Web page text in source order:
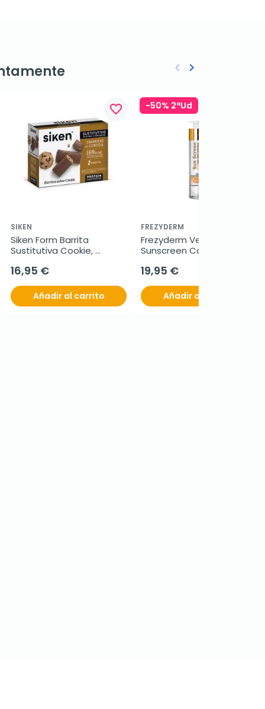
favorite_border
SIKEN
Siken Form Barrita
Sustitutiva Cookie,
16,95 €
Añadir al carrito
-50% 2ªUd
FREZYDERM
Frezyderm Velvet
Sunscreen Color SPF50+,
19,95 €
Añadir al carrito
Anterior
keyboard_arrow_left Siguiente
keyboard_arrow_right